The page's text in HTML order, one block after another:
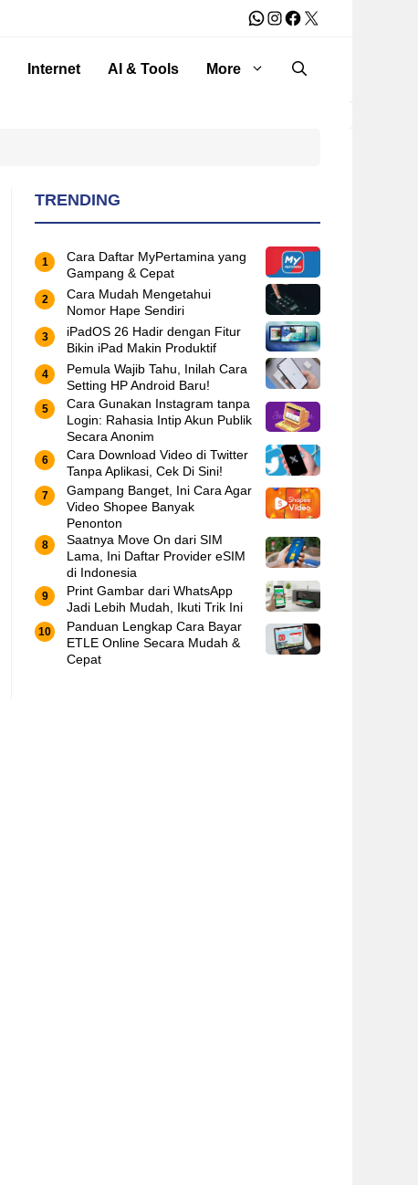
WhatsApp
Instagram
Facebook
X
Internet AI & Tools More
TRENDING
Cara Daftar MyPertamina yang
Gampang & Cepat
Cara Mudah Mengetahui
Nomor Hape Sendiri
iPadOS 26 Hadir dengan Fitur
Bikin iPad Makin Produktif
Pemula Wajib Tahu, Inilah Cara
Setting HP Android Baru!
Cara Gunakan Instagram tanpa
Login: Rahasia Intip Akun Publik
Secara Anonim
Cara Download Video di Twitter
Tanpa Aplikasi, Cek Di Sini!
Gampang Banget, Ini Cara Agar
Video Shopee Banyak
Penonton
Saatnya Move On dari SIM
Lama, Ini Daftar Provider eSIM
di Indonesia
Print Gambar dari WhatsApp
Jadi Lebih Mudah, Ikuti Trik Ini
Panduan Lengkap Cara Bayar
ETLE Online Secara Mudah &
Cepat